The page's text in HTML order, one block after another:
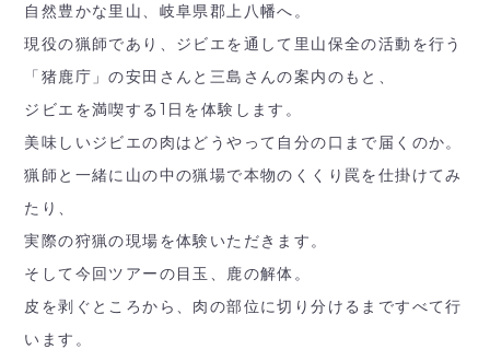
自然豊かな里山、岐阜県郡上八幡へ。
現役の猟師であり、ジビエを通して里山保全の活動を行う
「猪鹿庁」の安田さんと三島さんの案内のもと、
ジビエを満喫する1日を体験します。
美味しいジビエの肉はどうやって自分の口まで届くのか。
猟師と一緒に山の中の猟場で本物のくくり罠を仕掛けてみ
たり、
実際の狩猟の現場を体験いただきます。
そして今回ツアーの目玉、鹿の解体。
皮を剥ぐところから、肉の部位に切り分けるまですべて行
います。